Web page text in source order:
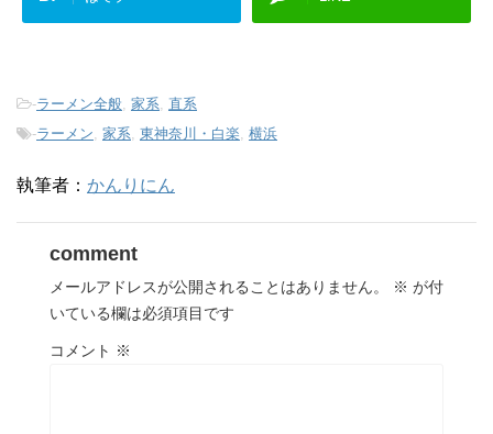
-ラーメン全般 家系 直系
-ラーメン 家系 東神奈川・白楽 横浜
執筆者： かんりにん
comment
メールアドレスが公開されることはありません。 ※ が付
いている欄は必須項目です
コメント ※